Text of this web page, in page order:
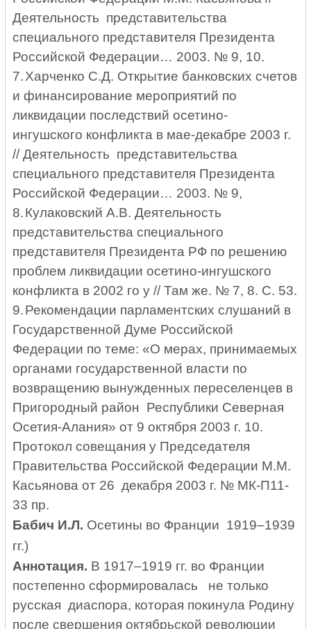
Деятельность представительства
специального представителя Президента
Российской Федерации… 2003. № 9, 10.
7.Харченко С.Д. Открытие банковских счетов
и финансирование мероприятий по
ликвидации последствий осетино-
ингушского конфликта в мае-декабре 2003 г.
// Деятельность представительства
специального представителя Президента
Российской Федерации… 2003. № 9,
8.Кулаковский А.В. Деятельность
представительства специального
представителя Президента РФ по решению
проблем ликвидации осетино-ингушского
конфликта в 2002 го у // Там же. № 7, 8. С. 53.
9.Рекомендации парламентских слушаний в
Государственной Думе Российской
Федерации по теме: «О мерах, принимаемых
органами государственной власти по
возвращению вынужденных переселенцев в
Пригородный район Республики Северная
Осетия-Алания» от 9 октября 2003 г. 10.
Протокол совещания у Председателя
Правительства Российской Федерации М.М.
Касьянова от 26 декабря 2003 г. № МК-П11-
33 пр.
Бабич И.Л. Осетины во Франции 1919–1939
гг.)
Аннотация. В 1917–1919 гг. во Франции
постепенно сформировалась не только
русская диаспора, которая покинула Родину
после свершения октябрьской революции